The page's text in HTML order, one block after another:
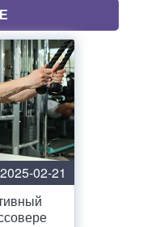
2025-02-21